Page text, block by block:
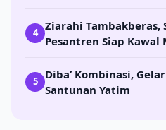
4
Ziarahi Tambakberas,
Pesantren Siap Kawal
5
Diba’ Kombinasi,
Santunan Yatim